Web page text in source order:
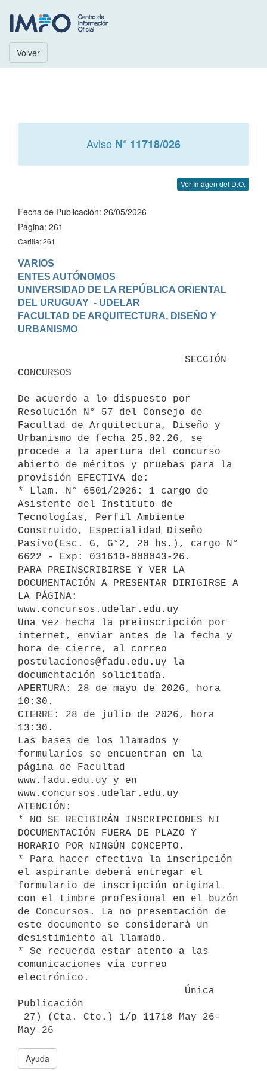
Volver
Aviso N° 11718/026
Ver Imagen del D.O.
Fecha de Publicación: 26/05/2026
Página: 261
Carilla: 261
VARIOS
ENTES AUTÓNOMOS
UNIVERSIDAD DE LA REPÚBLICA ORIENTAL
DEL URUGUAY  - UDELAR
FACULTAD DE ARQUITECTURA, DISEÑO Y
CONCURSOS
De acuerdo a lo dispuesto por
Resolución N° 57 del Consejo de
Facultad de Arquitectura, Diseño y
Urbanismo de fecha 25.02.26, se
procede a la apertura del concurso
abierto de méritos y pruebas para la
provisión EFECTIVA de:
* Llam. N° 6501/2026: 1 cargo de
Asistente del Instituto de
Tecnologías, Perfil Ambiente
Construido, Especialidad Diseño
Pasivo(Esc. G, G°2, 20 hs.), cargo N°
6622 - Exp: 031610-000043-26.
PARA PREINSCRIBIRSE Y VER LA
DOCUMENTACIÓN A PRESENTAR DIRIGIRSE A
LA PÁGINA:
www.concursos.udelar.edu.uy
Una vez hecha la preinscripción por
internet, enviar antes de la fecha y
hora de cierre, al correo
postulaciones@fadu.edu.uy la
documentación solicitada.
APERTURA: 28 de mayo de 2026, hora
10:30.
CIERRE: 28 de julio de 2026, hora
13:30.
Las bases de los llamados y
formularios se encuentran en la
página de Facultad
www.fadu.edu.uy y en
www.concursos.udelar.edu.uy
ATENCIÓN:
* NO SE RECIBIRÁN INSCRIPCIONES NI
DOCUMENTACIÓN FUERA DE PLAZO Y
HORARIO POR NINGÚN CONCEPTO.
* Para hacer efectiva la inscripción
el aspirante deberá entregar el
formulario de inscripción original
con el timbre profesional en el buzón
de Concursos. La no presentación de
este documento se considerará un
desistimiento al llamado.
* Se recuerda estar atento a las
comunicaciones vía correo
electrónico.
Publicación
Ayuda